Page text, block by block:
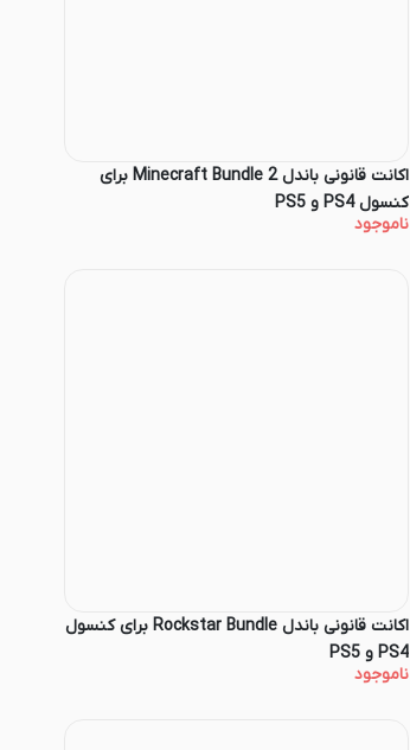
اکانت قانونی باندل Minecraft Bundle 2 برای
کنسول PS4 و PS5
ناموجود
اکانت قانونی باندل Rockstar Bundle برای کنسول
PS4 و PS5
ناموجود